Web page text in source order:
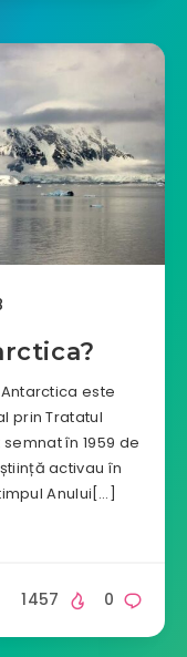
este
prin Tratatul
în 1959 de
activau în
Anului[…]
0
1457